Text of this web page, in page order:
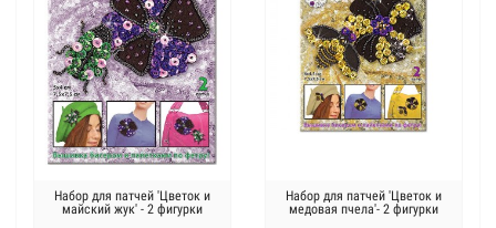
Набор для патчей 'Цветок и
майский жук' - 2 фигурки
Набор для патчей 'Цветок и
медовая пчела'- 2 фигурки